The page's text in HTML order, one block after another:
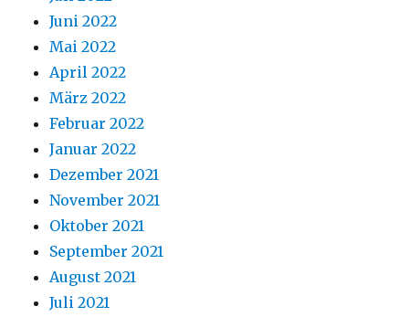
Juni 2022
Mai 2022
April 2022
März 2022
Februar 2022
Januar 2022
Dezember 2021
November 2021
Oktober 2021
September 2021
August 2021
Juli 2021